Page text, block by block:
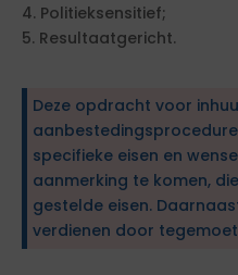
4. Politieksensitief;
5. Resultaatgericht.
Deze opdracht voor
specifieke eisen en
aanmerking te komen,
gestelde eisen.
verdienen door